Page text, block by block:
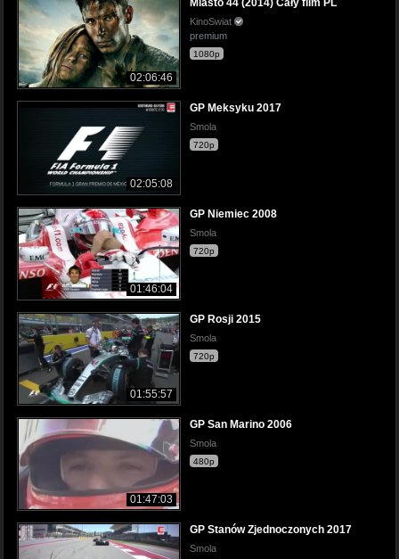
02:06:46
Miasto 44 (2014) Cały film PL
KinoSwiat
premium
1080p
02:05:08
GP Meksyku 2017
Smola
720p
01:46:04
GP Niemiec 2008
Smola
720p
01:55:57
GP Rosji 2015
Smola
720p
01:47:03
GP San Marino 2006
Smola
480p
GP Stanów Zjednoczonych 2017
Smola